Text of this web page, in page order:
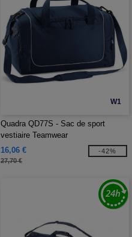
W1
Quadra QD77S - Sac de sport
vestiaire Teamwear
16,06 €
27,70 €
-42%